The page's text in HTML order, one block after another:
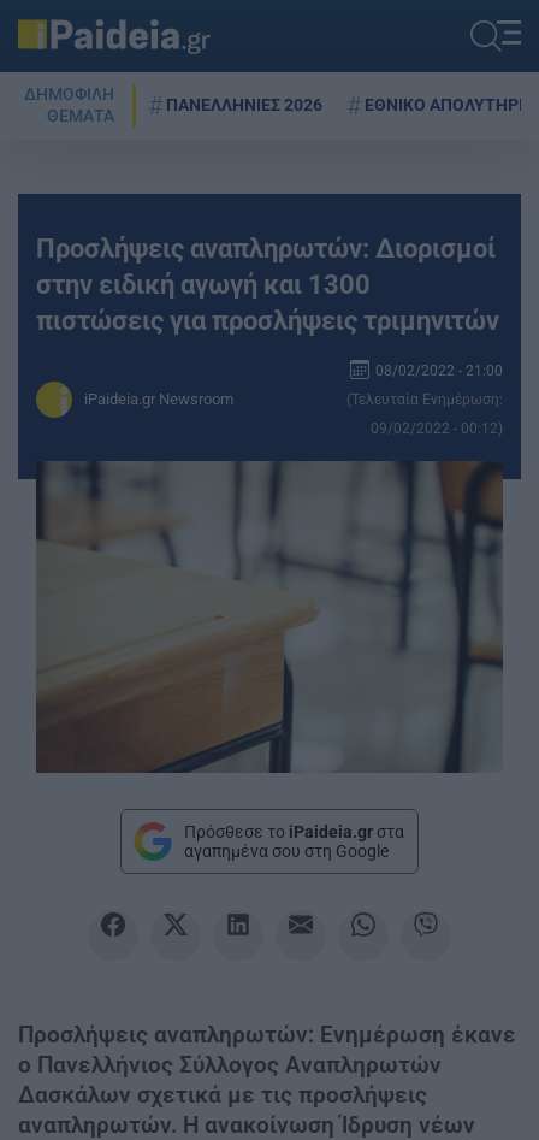
ΔΗΜΟΦΙΛΗ
ΘΕΜΑΤΑ
ΠΑΝΕΛΛΗΝΙΕΣ 2026 ΕΘΝΙΚΟ ΑΠΟΛΥΤΗΡΙΟ
Προσλήψεις αναπληρωτών: Διορισμοί
στην ειδική αγωγή και 1300
πιστώσεις για προσλήψεις τριμηνιτών
iPaideia.gr Newsroom
08/02/2022 - 21:00
(Τελευταία Ενημέρωση:
09/02/2022 - 00:12)
Πρόσθεσε το iPaideia.gr στα
αγαπημένα σου στη Google
Προσλήψεις αναπληρωτών: Ενημέρωση έκανε
ο Πανελλήνιος Σύλλογος Αναπληρωτών
Δασκάλων σχετικά με τις προσλήψεις
αναπληρωτών. Η ανακοίνωση Ίδρυση νέων